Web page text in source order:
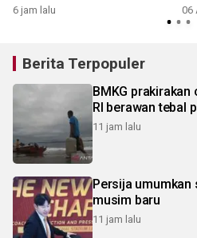
6 jam lalu 06
Berita Terpopuler
BMKG
RI berawan tebal
11 jam lalu
Persija umumkan
musim baru
11 jam lalu